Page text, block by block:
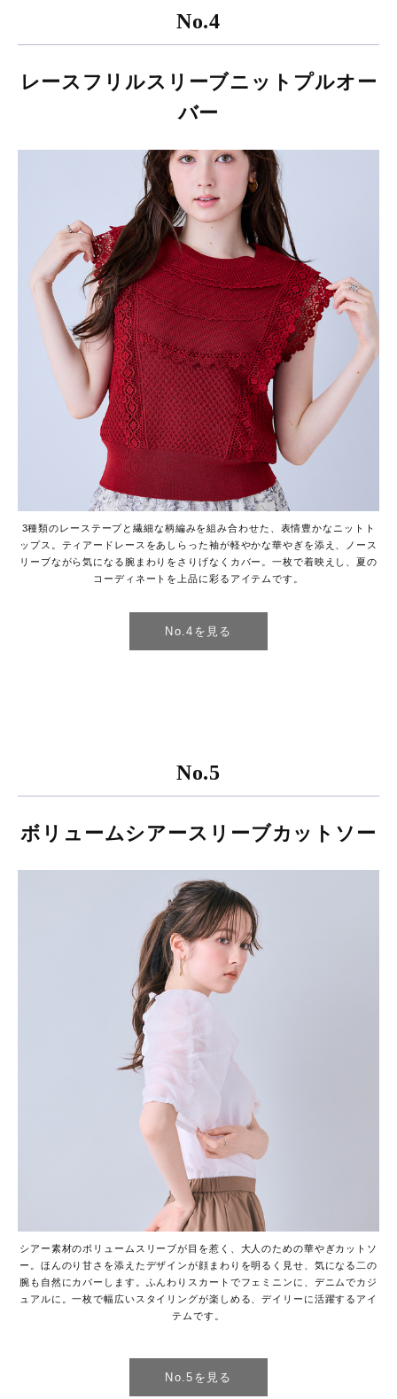
No.4
レースフリルスリーブニットプルオー
バー
3種類のレーステープと繊細な柄編みを組み合わせた、表情豊かなニットト
ップス。ティアードレースをあしらった袖が軽やかな華やぎを添え、ノース
リーブながら気になる腕まわりをさりげなくカバー。一枚で着映えし、夏の
コーディネートを上品に彩るアイテムです。
No.4を見る
No.5
ボリュームシアースリーブカットソー
シアー素材のボリュームスリーブが目を惹く、大人のための華やぎカットソ
ー。ほんのり甘さを添えたデザインが顔まわりを明るく見せ、気になる二の
腕も自然にカバーします。ふんわりスカートでフェミニンに、デニムでカジ
ュアルに。一枚で幅広いスタイリングが楽しめる、デイリーに活躍するアイ
テムです。
No.5を見る